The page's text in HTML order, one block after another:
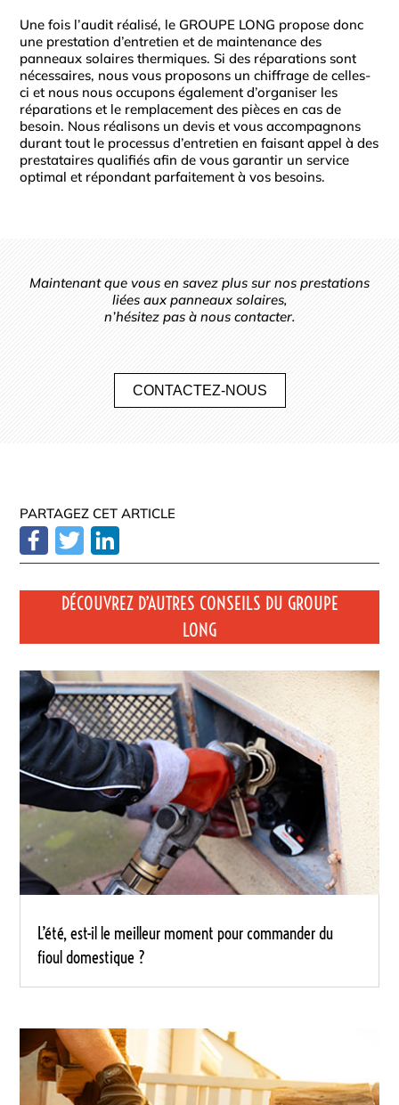
Une fois l’audit réalisé, le GROUPE LONG propose donc
une prestation d’entretien et de maintenance des
panneaux solaires thermiques. Si des réparations sont
nécessaires, nous vous proposons un chiffrage de celles-
ci et nous nous occupons également d’organiser les
réparations et le remplacement des pièces en cas de
besoin. Nous réalisons un devis et vous accompagnons
durant tout le processus d’entretien en faisant appel à des
prestataires qualifiés afin de vous garantir un service
optimal et répondant parfaitement à vos besoins.
Maintenant que vous en savez plus sur nos prestations
liées aux panneaux solaires,
n’hésitez pas à nous contacter.
CONTACTEZ-NOUS
PARTAGEZ CET ARTICLE
DÉCOUVREZ D’AUTRES CONSEILS DU GROUPE
LONG
L’été, est-il le meilleur moment pour commander du
fioul domestique ?